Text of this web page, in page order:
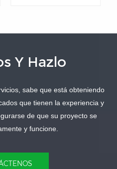
APRENDE MÁS
Y Hazlo
sabe que está obteniendo
que tienen la experiencia y
de que su proyecto se
y funcione.